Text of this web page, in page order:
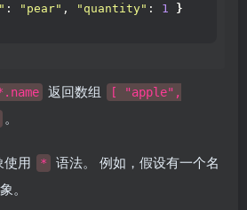
: "pear" , "quantity" : 1
}
返回数组
[ "apple",
。
使用 *
语法。 例如，假设有一个名
。